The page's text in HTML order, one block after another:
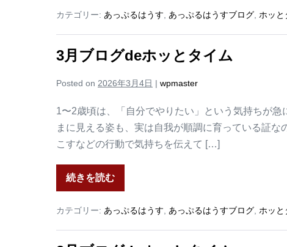
カテゴリー: あっぷるはうす あっぷるはうすブログ ホッと
3月ブログdeホッとタイム
Posted on 2026年3月4日 | wpmaster
1〜2歳頃は、「自分でやりたい」という気持ちが
まに見える姿も、実は自我が順調に育っている証
こすなどの行動で気持ちを伝えて […]
続きを読む
カテゴリー: あっぷるはうす あっぷるはうすブログ ホッと